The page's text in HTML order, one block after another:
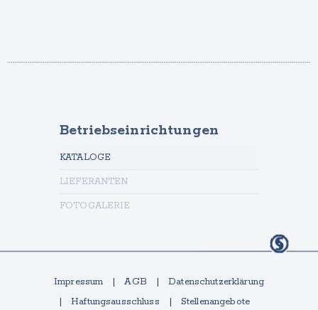
Betriebseinrichtungen
KATALOGE
LIEFERANTEN
FOTOGALERIE
Impressum AGB
Datenschutzerklärung
Haftungsausschluss
Stellenangebote